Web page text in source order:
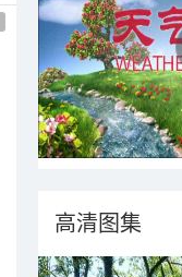
高清图集